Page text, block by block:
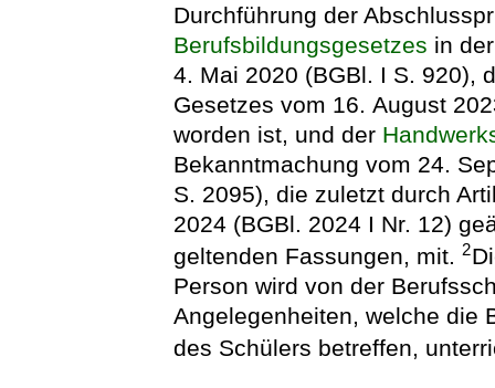
Durchführung der
Berufsbildungsgesetzes in
4. Mai 2020 (BGBl. I S. 920),
Gesetzes vom 16. August
worden ist, und der
Bekanntmachung vom 24.
S. 2095), die zuletzt durch
2024 (BGBl. 2024 I Nr. 12)
geltenden Fassungen, mit.2
Person wird von der
Angelegenheiten, welche die
des Schülers betreffen,